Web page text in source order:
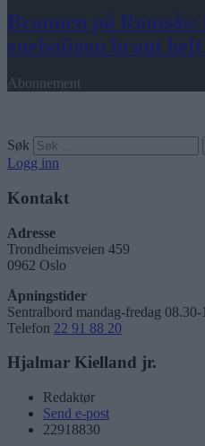
Brannen på Romsås:
eneboligen brant helt
Abonnement
Søk
Logg inn
Kontakt
Adresse
Trondheimsveien 459
0962 Oslo
Åpningstider
Sentralbord mandag-fredag 08.30-
Telefon 22 91 88 20
Hjalmar Kielland jr.
Redaktør
Send e-post
22918830